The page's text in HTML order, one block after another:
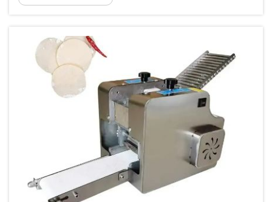
effizienter und schneller machen. Zhengzhou Meijin
Optimierung der Pizzaherstellung w...